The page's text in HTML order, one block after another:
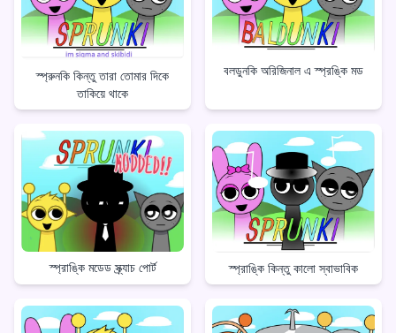
স্প্রুনকি কিন্তু তারা তোমার দিকে
তাকিয়ে থাকে
বলডুনকি অরিজিনাল এ স্প্রঙ্কি মড
স্প্রাঙ্কি মডেড স্ক্র্যাচ পোর্ট স্প্রাঙ্কি কিন্তু কালো স্বাভাবিক